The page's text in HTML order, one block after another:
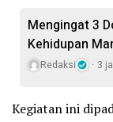
Mengingat 3
Kehidupan
Redaksi 3
Kegiatan ini